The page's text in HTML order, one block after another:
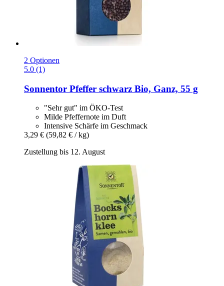
2 Optionen
5.0 (1)
Sonnentor Pfeffer schwarz Bio, Ganz, 55 g
"Sehr gut" im ÖKO-Test
Milde Pfeffernote im Duft
Intensive Schärfe im Geschmack
3,29 € (59,82 € / kg)
Zustellung bis 12. August